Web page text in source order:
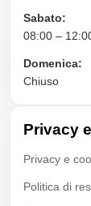
Sabato:
08:00 –
Domenica:
Chiuso
Privacy
Privacy e
Politica di